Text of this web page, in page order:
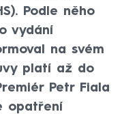
Podle něho
vydání
na svém
platí až do
Petr Fiala
opatření